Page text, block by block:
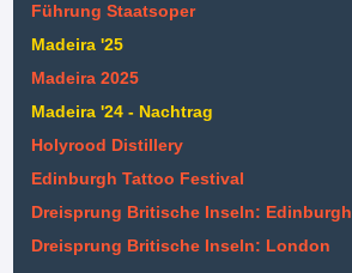
Führung Staatsoper
Madeira '25
Madeira 2025
Madeira '24 - Nachtrag
Holyrood Distillery
Edinburgh Tattoo Festival
Dreisprung Britische Inseln: Edinburgh
Dreisprung Britische Inseln: London